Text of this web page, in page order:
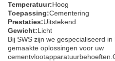
Temperatuur:Hoog
Toepassing:Cementering
Prestaties:Uitstekend.
Gewicht:Licht
Bij SWS zijn we gespecialiseerd
gemaakte oplossingen voor uw